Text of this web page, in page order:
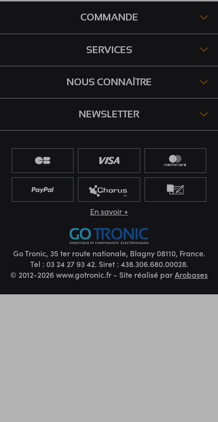
COMMANDE
SERVICES
NOUS CONNAÎTRE
NEWSLETTER
En savoir +
Go Tronic, 35 ter route nationale, Blagny 08110, France.
Tel : 03 24 27 93 42. Siret : 438.306.680.00028.
© 2012-2026 www.gotronic.fr - Site réalisé parArobases